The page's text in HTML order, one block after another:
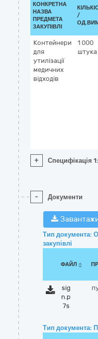
КОНКРЕТНА
НАЗВА
ПРЕДМЕТА
ЗАКУПІВЛІ
/
Контейнери
для
утилізації
медичних
відходів
1 000
штука
+ Специфікація
- Документи
Тип документа:
закупівлі
ФАЙЛ
sig
n.p
7s
Тип документа: